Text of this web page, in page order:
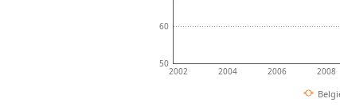
2002 2004 2006 2008
50
60